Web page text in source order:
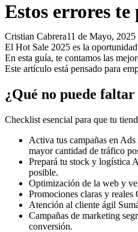
Estos errores
Cristian Cabrera11 de Mayo, 2025
El Hot Sale 2025 es la
En esta guía, te contamos las
Este artículo está pensado para
¿Qué no puede
Checklist esencial para que tu
Activa tus campañas en Ads
mayor cantidad de tráfico
Prepará tu stock y logística
posible.
Optimización de la web y
Promociones claras y reales
Atención al cliente ágil
Campañas de marketing
conversión.